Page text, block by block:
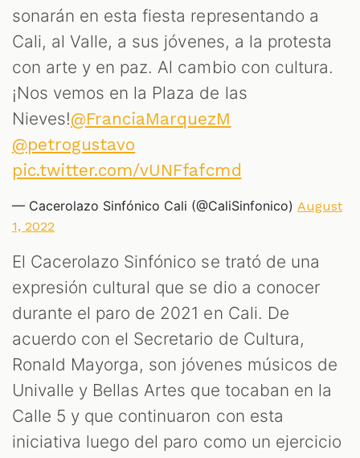
sonarán en esta fiesta representando a
Cali, al Valle, a sus jóvenes, a la protesta
con arte y en paz. Al cambio con cultura.
¡Nos vemos en la Plaza de las
Nieves!@FranciaMarquezM
@petrogustavo
pic.twitter.com/vUNFfafcmd
— Cacerolazo Sinfónico Cali (@CaliSinfonico) August
1, 2022
El Cacerolazo Sinfónico se trató de una
expresión cultural que se dio a conocer
durante el paro de 2021 en Cali. De
acuerdo con el Secretario de Cultura,
Ronald Mayorga, son jóvenes músicos de
Univalle y Bellas Artes que tocaban en la
Calle 5 y que continuaron con esta
iniciativa luego del paro como un ejercicio